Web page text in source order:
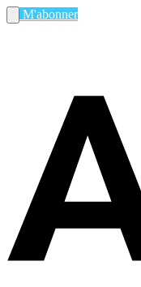
M'abonner